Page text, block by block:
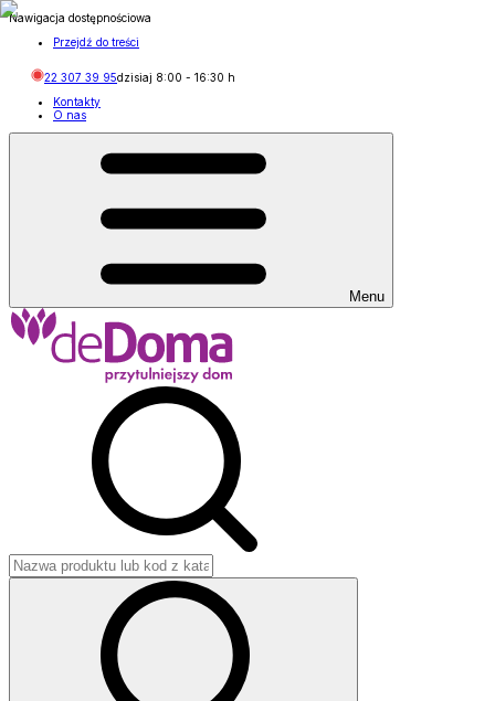
Nawigacja dostępnościowa
Przejdź do treści
22 307 39 95dzisiaj 8:00 - 16:30 h
Kontakty
O nas
Menu